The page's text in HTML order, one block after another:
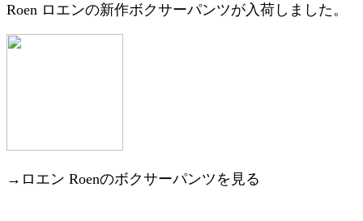
Roen ロエンの新作ボクサーパンツが入荷しました。
→ロエン Roenのボクサーパンツを見る